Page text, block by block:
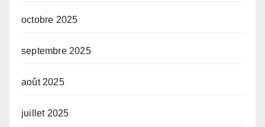
octobre 2025
septembre 2025
août 2025
juillet 2025